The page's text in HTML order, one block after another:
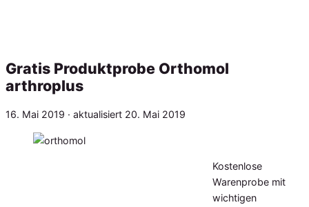
Gratis Produktprobe Orthomol
arthroplus
Veröffentlicht
16. Mai 2019 · aktualisiert 20. Mai 2019
Kostenlose
Warenprobe mit
wichtigen